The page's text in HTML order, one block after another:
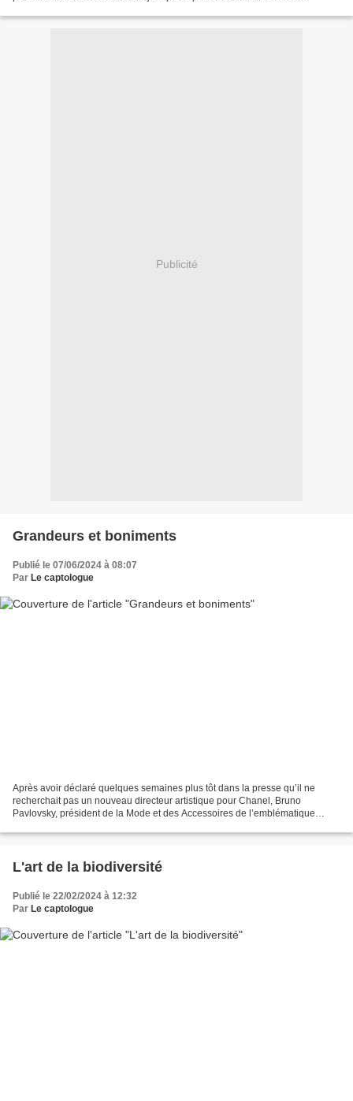
Publicité
Grandeurs et boniments
Publié le 07/06/2024 à 08:07
Par Le captologue
Après avoir déclaré quelques semaines plus tôt dans la presse qu’il ne
recherchait pas un nouveau directeur artistique pour Chanel, Bruno
Pavlovsky, président de la Mode et des Accessoires de l’emblématique
L'art de la biodiversité
Publié le 22/02/2024 à 12:32
Par Le captologue